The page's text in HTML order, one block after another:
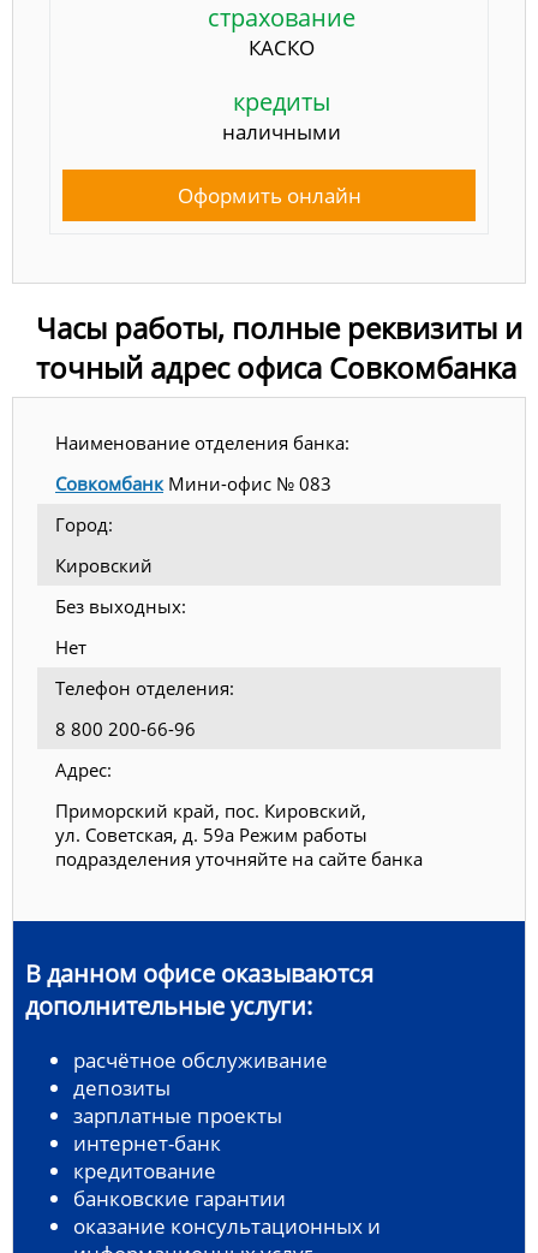
страхование
КАСКО
кредиты
наличными
Оформить онлайн
Часы работы, полные реквизиты и
точный адрес офиса Совкомбанка
Наименование отделения банка:
СовкомбанкМини-офис № 083
Город:
Кировский
Без выходных:
Нет
Телефон отделения:
8 800 200-66-96
Адрес:
Приморский край, пос. Кировский,
ул. Советская, д. 59а Режим работы
подразделения уточняйте на сайте банка
В данном офисе оказываются
дополнительные услуги:
расчётное обслуживание
депозиты
зарплатные проекты
интернет-банк
кредитование
банковские гарантии
оказание консультационных и